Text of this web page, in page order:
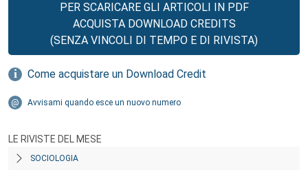
PER SCARICARE GLI ARTICOLI IN PDF
ACQUISTA DOWNLOAD CREDITS
(SENZA VINCOLI DI TEMPO E DI RIVISTA)
Come acquistare un Download Credit
Avvisami quando esce un nuovo numero
LE RIVISTE DEL MESE
SOCIOLOGIA